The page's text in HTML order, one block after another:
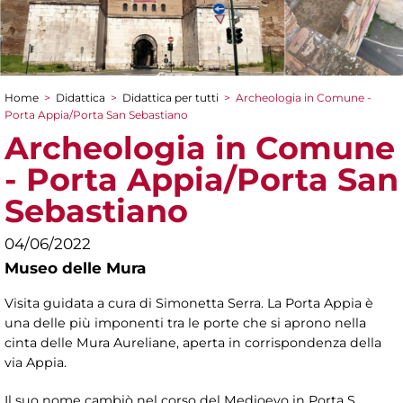
Tu sei qui
Home > Didattica > Didattica per tutti > Archeologia in Comune -
Porta Appia/Porta San Sebastiano
Archeologia in Comune
- Porta Appia/Porta San
Sebastiano
04/06/2022
Museo delle Mura
Visita guidata a cura di Simonetta Serra. La Porta Appia è
una delle più imponenti tra le porte che si aprono nella
cinta delle Mura Aureliane, aperta in corrispondenza della
via Appia.